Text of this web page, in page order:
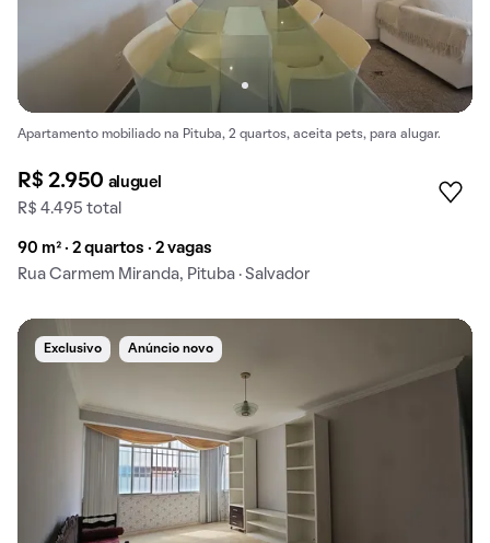
Apartamento mobiliado na Pituba, 2 quartos, aceita pets, para alugar.
R$ 2.950 aluguel
R$ 4.495 total
90 m² · 2 quartos · 2 vagas
Rua Carmem Miranda, Pituba · Salvador
Exclusivo Anúncio novo